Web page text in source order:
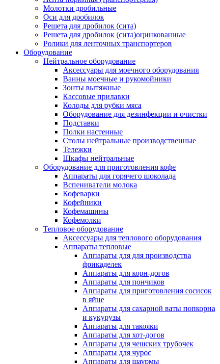
Молотки дробильные
Оси для дробилок
Решета для дробилок (сита)
Решета для дробилок (сита)оцинкованные
Ролики для ленточных транспортеров
Оборудование
Нейтральное оборудование
Аксессуары для моечного оборудования
Ванны моечные и рукомойники
Зонты вытяжные
Кассовые прилавки
Колоды для рубки мяса
Оборудование для дезинфекции и очистки
Подставки
Полки настенные
Столы нейтральные производственные
Тележки
Шкафы нейтральные
Оборудование для приготовления кофе
Аппараты для горячего шоколада
Вспениватели молока
Кофеварки
Кофейники
Кофемашины
Кофемолки
Тепловое оборудование
Аксессуары для теплового оборудования
Аппараты тепловые
Аппараты для для производства
фрикаделек
Аппараты для корн-догов
Аппараты для пончиков
Аппараты для приготовления сосисок
в яйце
Аппараты для сахарной ваты попкорна
и кукурузы
Аппараты для такояки
Аппараты для хот-догов
Аппараты для чешских трубочек
Аппараты для чурос
Аппараты для шаурмы